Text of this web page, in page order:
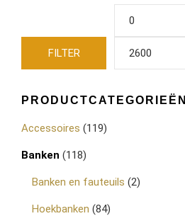
FILTER
PRODUCTCATEGORIEËN
Accessoires (119)
Banken (118)
Banken en fauteuils (2)
Hoekbanken (84)